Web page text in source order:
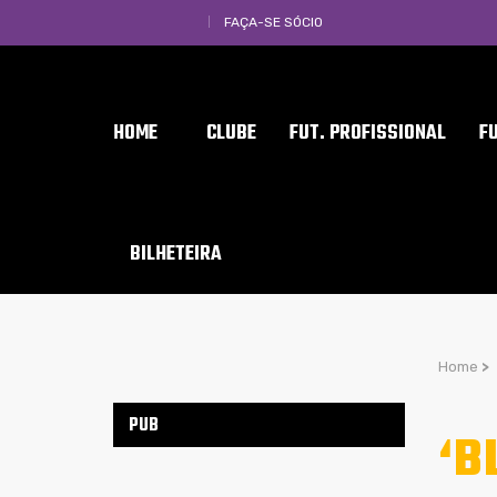
FAÇA-SE SÓCIO
HOME CLUBE FUT. PROFISSIONAL
BILHETEIRA
Home >
PUB